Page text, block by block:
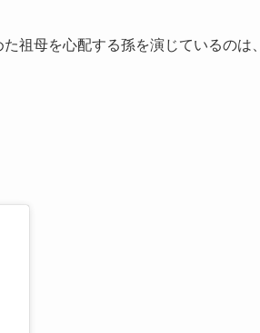
祖母を心配する孫を演じているのは、